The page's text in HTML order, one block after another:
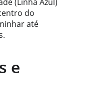
do
até
e